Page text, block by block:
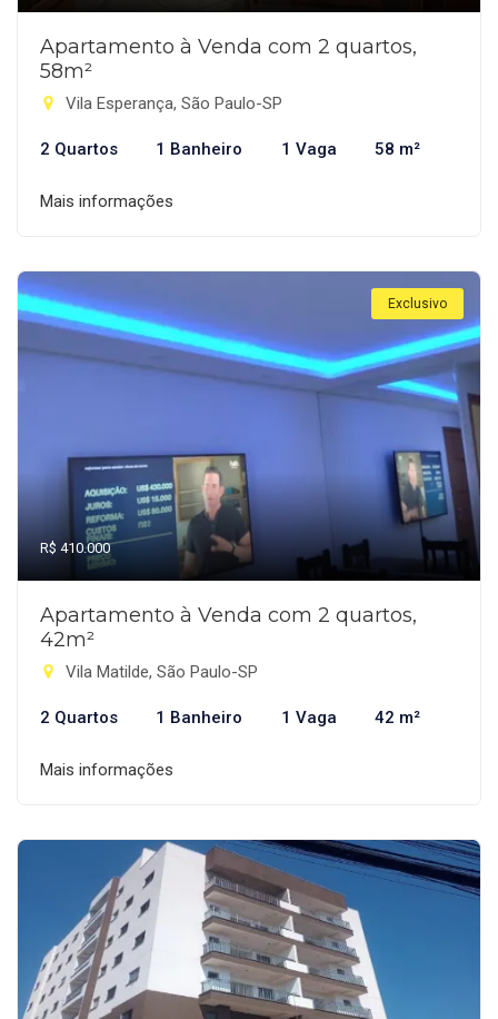
Apartamento à Venda com 2 quartos,
58m²
Vila Esperança, São Paulo-SP
2 Quartos 1 Banheiro 1 Vaga 58 m²
Mais informações
Exclusivo
R$ 410.000
Apartamento à Venda com 2 quartos,
42m²
Vila Matilde, São Paulo-SP
2 Quartos 1 Banheiro 1 Vaga 42 m²
Mais informações